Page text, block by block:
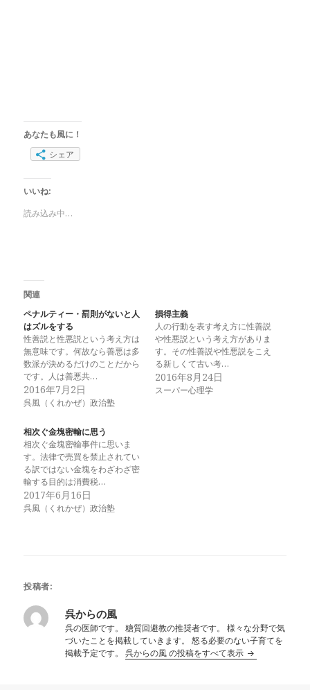
あなたも風に！
シェア
いいね:
読み込み中…
関連
ペナルティー・罰則がないと人
はズルをする
性善説と性悪説という考え方は
無意味です。何故なら善悪は多
数派が決めるだけのことだから
です。人は善悪共…
2016年7月2日
呉風（くれかぜ）政治塾
損得主義
人の行動を表す考え方に性善説
や性悪説という考え方がありま
す。その性善説や性悪説をこえ
る新しくて古い考…
2016年8月24日
スーパー心理学
相次ぐ金塊密輸に思う
相次ぐ金塊密輸事件に思いま
す。法律で売買を禁止されてい
る訳ではない金塊をわざわざ密
輸する目的は消費税…
2017年6月16日
呉風（くれかぜ）政治塾
投稿者:
呉からの風
呉の医師です。 糖質回避教の推奨者です。 様々な分野で気
づいたことを掲載していきます。 怒る必要のない子育てを
掲載予定です。呉からの風 の投稿をすべて表示